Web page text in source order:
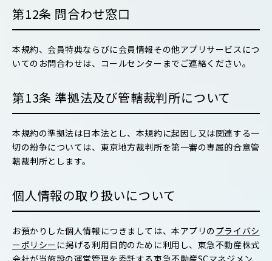
第12条 問合わせ窓口
本規約、会員特典ならびに会員情報その他アプリサービスにつ
いてのお問合わせは、コールセンターまでご連絡ください。
第13条 準拠法及び管轄裁判所について
本規約の準拠法は日本法とし、本規約に起因し又は関連する一
切の紛争については、東京地方裁判所を第一審の専属的合意管
轄裁判所とします。
個人情報の取り扱いについて
お預かりした個人情報につきましては、本アプリのプライバシ
ーポリシー に掲げる利用目的のために利用し、東急不動産株式
会社が当施設の運営管理を委託する東急不動産SCマネジメン